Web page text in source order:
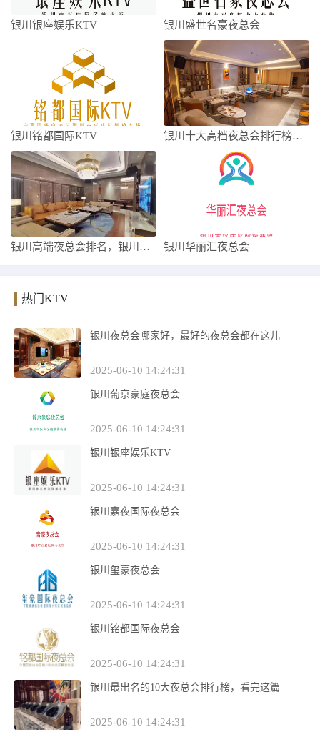
银川银座娱乐KTV 银川盛世名豪夜总会
银川铭都国际KTV 银川十大高档夜总会排行榜，跟我一起了解银
银川高端夜总会排名，银川最出名的几家夜总 银川华丽汇夜总会
热门KTV
银川夜总会哪家好，最好的夜总会都在这儿
2025-06-10 14:24:31
银川葡京豪庭夜总会
2025-06-10 14:24:31
银川银座娱乐KTV
2025-06-10 14:24:31
银川嘉夜国际夜总会
2025-06-10 14:24:31
银川玺豪夜总会
2025-06-10 14:24:31
银川铭都国际夜总会
2025-06-10 14:24:31
银川最出名的10大夜总会排行榜，看完这篇
2025-06-10 14:24:31